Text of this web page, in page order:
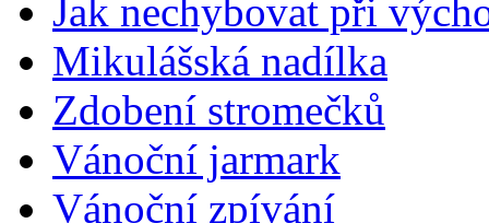
Jak nechybovat při
Mikulášská nadílka
Zdobení stromečků
Vánoční jarmark
Vánoční zpívání